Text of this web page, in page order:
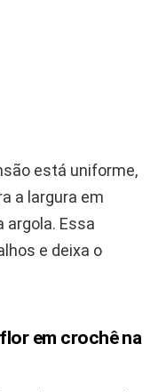
está uniforme,
a largura em
Essa
e deixa o
em crochê na